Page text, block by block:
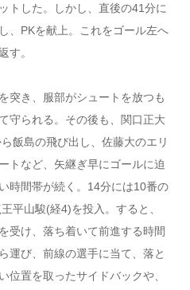
トした。しかし、直後の41分に
、PKを献上。これをゴール左へ
す。
突き、服部がシュートを放つも
守られる。その後も、関口正大
飯島の飛び出し、佐藤大のエリ
トなど、矢継ぎ早にゴールに迫
時間帯が続く。14分には10番の
平山駿(経4)を投入。すると、
受け、落ち着いて前進する時間
運び、前線の選手に当て、落と
位置を取ったサイドバックや、